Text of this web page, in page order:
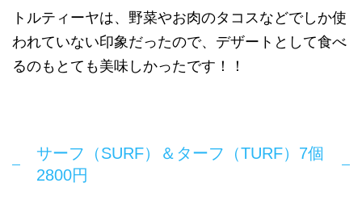
トルティーヤは、野菜やお肉のタコスなどでしか使
われていない印象だったので、デザートとして食べ
るのもとても美味しかったです！！
サーフ（SURF）＆ターフ（TURF）7個
2800円